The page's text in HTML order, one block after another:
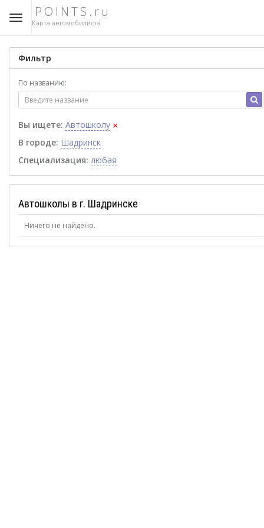
POINTS.ru
Карта автомобилиста
Фильтр
По названию:
Вы ищете: Автошколу ×
В городе: Шадринск
Специализация: любая
Автошколы в г. Шадринске
Ничего не найдено.